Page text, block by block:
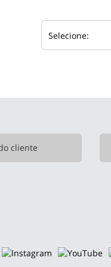
cliente